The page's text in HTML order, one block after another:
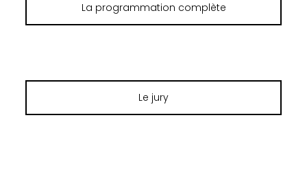
La programmation complète
Le jury